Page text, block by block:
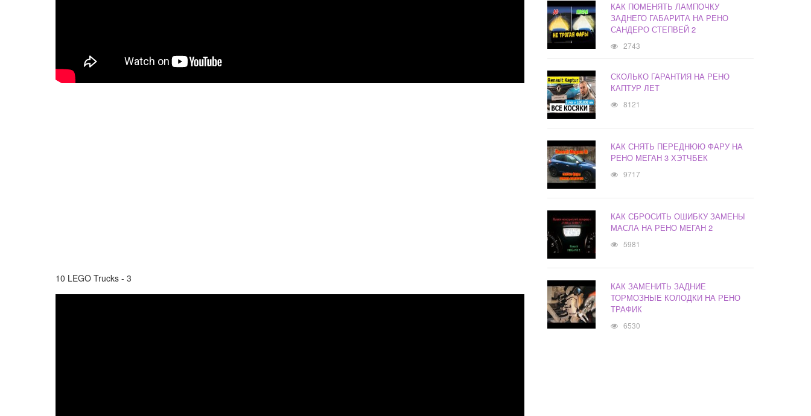
10 LEGO Trucks - 3
КАК ПОМЕНЯТЬ ЛАМПОЧКУ
ЗАДНЕГО ГАБАРИТА НА РЕНО
САНДЕРО СТЕПВЕЙ 2
2743
СКОЛЬКО ГАРАНТИЯ НА РЕНО
КАПТУР ЛЕТ
8121
КАК СНЯТЬ ПЕРЕДНЮЮ ФАРУ НА
РЕНО МЕГАН 3 ХЭТЧБЕК
9717
КАК СБРОСИТЬ ОШИБКУ ЗАМЕНЫ
МАСЛА НА РЕНО МЕГАН 2
5981
КАК ЗАМЕНИТЬ ЗАДНИЕ
ТОРМОЗНЫЕ КОЛОДКИ НА РЕНО
ТРАФИК
6530